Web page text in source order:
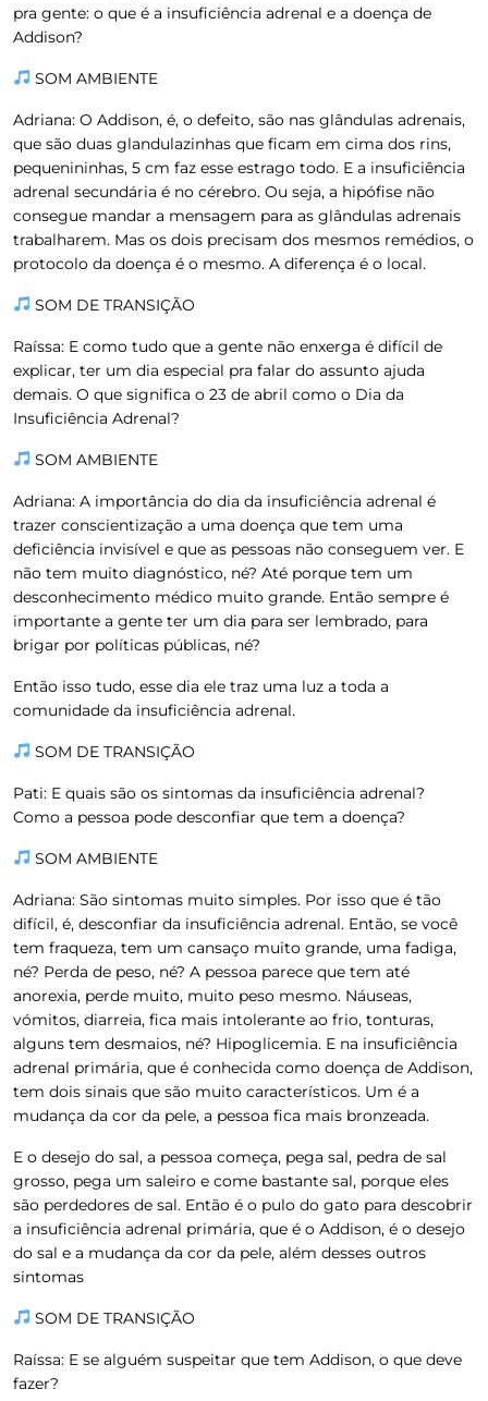
pra gente: o que é a insuficiência adrenal e a doença de
Addison?
SOM AMBIENTE
Adriana: O Addison, é, o defeito, são nas glândulas adrenais,
que são duas glandulazinhas que ficam em cima dos rins,
pequenininhas, 5 cm faz esse estrago todo. E a insuficiência
adrenal secundária é no cérebro. Ou seja, a hipófise não
consegue mandar a mensagem para as glândulas adrenais
trabalharem. Mas os dois precisam dos mesmos remédios, o
protocolo da doença é o mesmo. A diferença é o local.
SOM DE TRANSIÇÃO
Raíssa: E como tudo que a gente não enxerga é difícil de
explicar, ter um dia especial pra falar do assunto ajuda
demais. O que significa o 23 de abril como o Dia da
Insuficiência Adrenal?
SOM AMBIENTE
Adriana: A importância do dia da insuficiência adrenal é
trazer conscientização a uma doença que tem uma
deficiência invisível e que as pessoas não conseguem ver. E
não tem muito diagnóstico, né? Até porque tem um
desconhecimento médico muito grande. Então sempre é
importante a gente ter um dia para ser lembrado, para
brigar por políticas públicas, né?
Então isso tudo, esse dia ele traz uma luz a toda a
comunidade da insuficiência adrenal.
SOM DE TRANSIÇÃO
Pati: E quais são os sintomas da insuficiência adrenal?
Como a pessoa pode desconfiar que tem a doença?
SOM AMBIENTE
Adriana: São sintomas muito simples. Por isso que é tão
difícil, é, desconfiar da insuficiência adrenal. Então, se você
tem fraqueza, tem um cansaço muito grande, uma fadiga,
né? Perda de peso, né? A pessoa parece que tem até
anorexia, perde muito, muito peso mesmo. Náuseas,
vómitos, diarreia, fica mais intolerante ao frio, tonturas,
alguns tem desmaios, né? Hipoglicemia. E na insuficiência
adrenal primária, que é conhecida como doença de Addison,
tem dois sinais que são muito característicos. Um é a
mudança da cor da pele, a pessoa fica mais bronzeada.
E o desejo do sal, a pessoa começa, pega sal, pedra de sal
grosso, pega um saleiro e come bastante sal, porque eles
são perdedores de sal. Então é o pulo do gato para descobrir
a insuficiência adrenal primária, que é o Addison, é o desejo
do sal e a mudança da cor da pele, além desses outros
sintomas
SOM DE TRANSIÇÃO
Raíssa: E se alguém suspeitar que tem Addison, o que deve
fazer?